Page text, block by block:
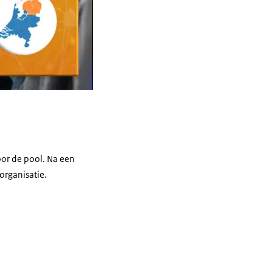
de pool. Na een